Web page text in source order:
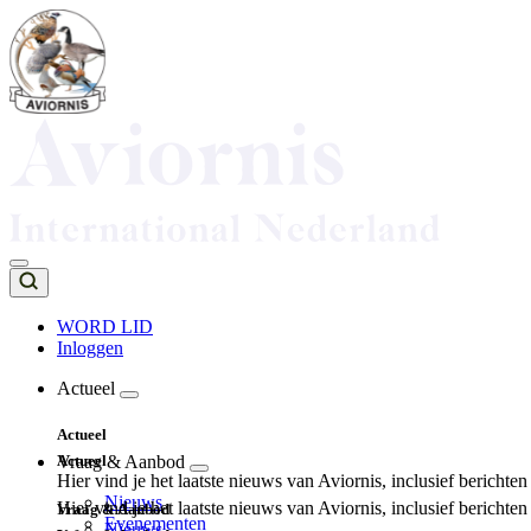
Overslaan
en
naar
de
inhoud
Top
navigation
WORD LID
Inloggen
navigation
Actueel
Actueel
Hier vind je het laatste nieuws van Aviornis, inclusief
Nieuws
Evenementen
Actueel
Hier vind je het laatste nieuws van Aviornis, inclusief
Vraag & Aanbod
Vraag & Aanbod